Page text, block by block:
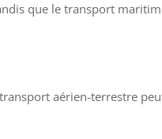
que le transport
aérien-terrestre